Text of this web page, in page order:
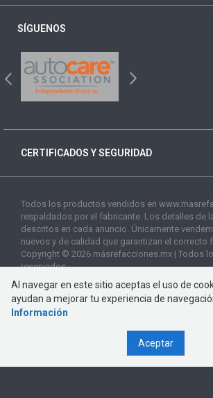
SÍGUENOS
CERTIFICADOS Y SEGURIDAD
Todos los productos vendidos en
respaldados por el fabricante. Los detalles de
descritos en cada anuncio. Únicamente
nuevos y de calidad que garantizan el correcto
Copyright © 2026 másrefacciones.mx | Todos
reservados
Al navegar en este sitio aceptas el uso de
ayudan a mejorar tu experiencia de
Información
Aceptar